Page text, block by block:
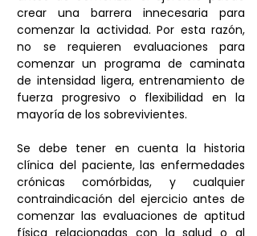
crear una barrera innecesaria para
comenzar la actividad. Por esta razón,
no se requieren evaluaciones para
comenzar un programa de caminata
de intensidad ligera, entrenamiento de
fuerza progresivo o flexibilidad en la
mayoría de los sobrevivientes.
Se debe tener en cuenta la historia
clínica del paciente, las enfermedades
crónicas comórbidas, y cualquier
contraindicación del ejercicio antes de
comenzar las evaluaciones de aptitud
física relacionadas con la salud o al